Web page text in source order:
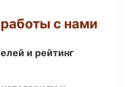
с нами
и рейтинг